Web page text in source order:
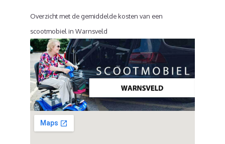
Overzicht met de gemiddelde kosten van een
scootmobiel in Warnsveld